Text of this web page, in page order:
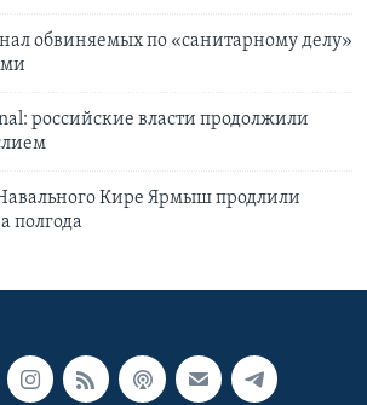
обвиняемых по «санитарному делу»
российские власти продолжили
Кире Ярмыш продлили
полгода